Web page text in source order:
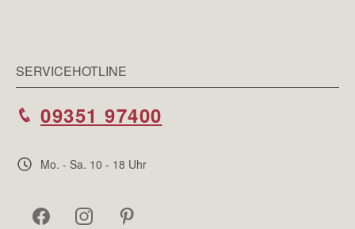
SERVICEHOTLINE
09351 97400
Mo. - Sa. 10 - 18 Uhr